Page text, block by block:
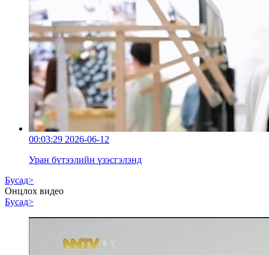
00:03:29 2026-06-12
Уран бүтээлийн үзэсгэлэнд
Бусад>
Онцлох видео
Бусад>